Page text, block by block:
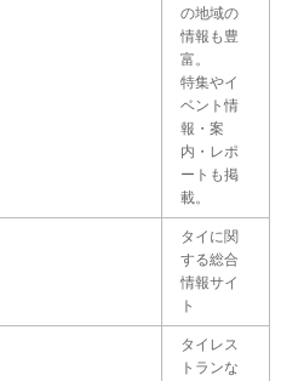
の地域の
情報も豊
富。
特集やイ
ベント情
報・案
内・レポ
ートも掲
載。
タイに関
する総合
情報サイ
ト
タイレス
トランな